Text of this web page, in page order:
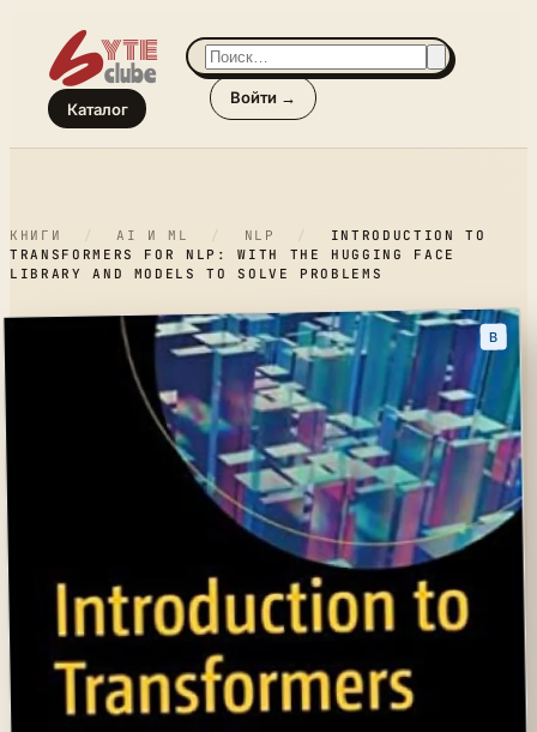
Каталог
Войти →
КНИГИ / AI И ML / NLP /
INTRODUCTION TO
TRANSFORMERS FOR NLP: WITH THE HUGGING FACE
LIBRARY AND MODELS TO SOLVE PROBLEMS
B